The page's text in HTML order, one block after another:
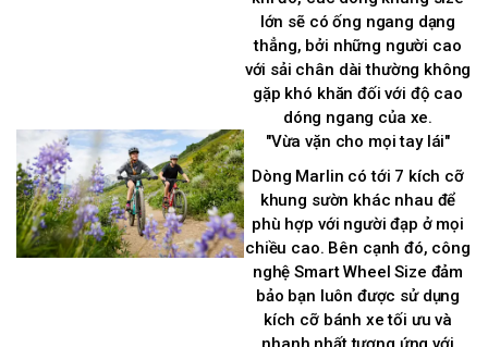
lớn sẽ có ống ngang dạng
thẳng, bởi những người cao
với sải chân dài thường không
gặp khó khăn đối với độ cao
dóng ngang của xe.
"Vừa vặn cho mọi tay lái"
Dòng Marlin có tới 7 kích cỡ
khung sườn khác nhau để
phù hợp với người đạp ở mọi
chiều cao. Bên cạnh đó, công
nghệ Smart Wheel Size đảm
bảo bạn luôn được sử dụng
kích cỡ bánh xe tối ưu và